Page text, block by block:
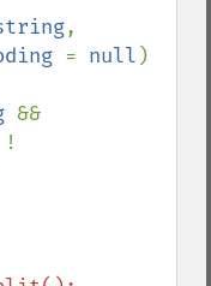
= null )
&&
!